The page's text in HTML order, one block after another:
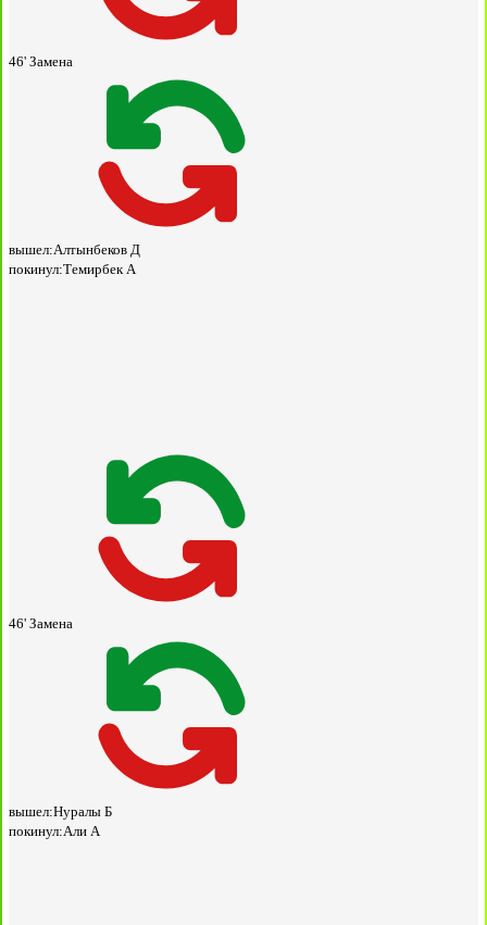
46' Замена
вышел:Алтынбеков Д
покинул:Темирбек А
46' Замена
вышел:Нуралы Б
покинул:Али А